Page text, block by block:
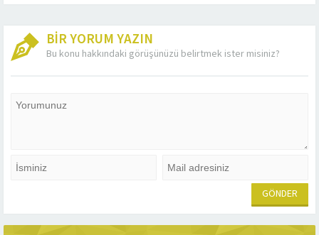
BİR YORUM YAZIN
Bu konu hakkındaki görüşünüzü belirtmek ister misiniz?